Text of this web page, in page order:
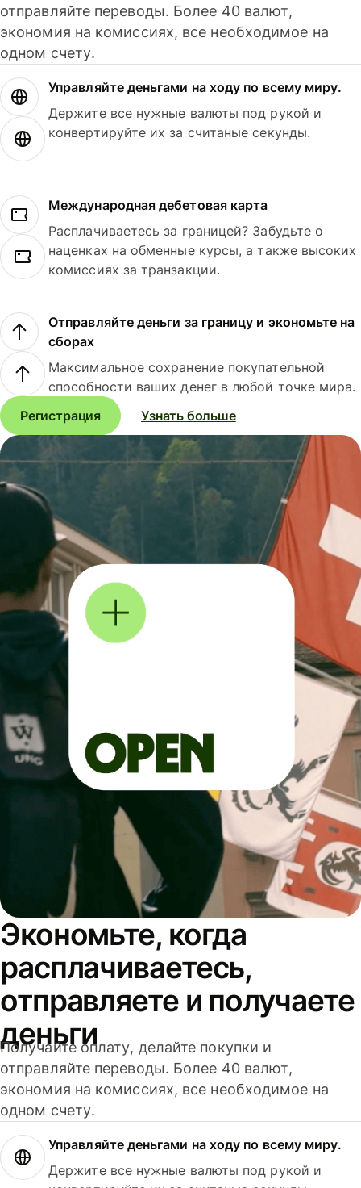
отправляйте переводы. Более 40 валют,
экономия на комиссиях, все необходимое на
одном счету.
Управляйте деньгами на ходу по всему миру.
Держите все нужные валюты под рукой и
конвертируйте их за считаные секунды.
Международная дебетовая карта
Расплачиваетесь за границей? Забудьте о
наценках на обменные курсы, а также высоких
комиссиях за транзакции.
Отправляйте деньги за границу и экономьте на
сборах
Максимальное сохранение покупательной
способности ваших денег в любой точке мира.
Регистрация
Узнать больше
Экономьте, когда
расплачиваетесь,
отправляете и получаете
деньги
Получайте оплату, делайте покупки и
отправляйте переводы. Более 40 валют,
экономия на комиссиях, все необходимое на
одном счету.
Управляйте деньгами на ходу по всему миру.
Держите все нужные валюты под рукой и